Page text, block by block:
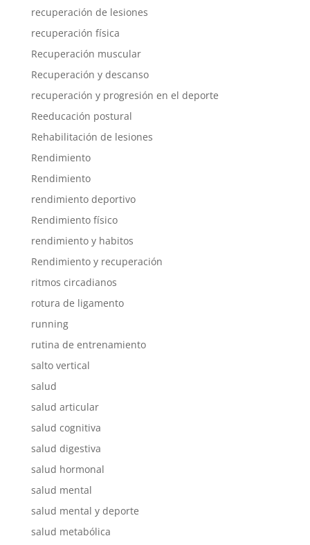
recuperación de lesiones
recuperación física
Recuperación muscular
Recuperación y descanso
recuperación y progresión en el deporte
Reeducación postural
Rehabilitación de lesiones
Rendimiento
Rendimiento
rendimiento deportivo
Rendimiento físico
rendimiento y habitos
Rendimiento y recuperación
ritmos circadianos
rotura de ligamento
running
rutina de entrenamiento
salto vertical
salud
salud articular
salud cognitiva
salud digestiva
salud hormonal
salud mental
salud mental y deporte
salud metabólica